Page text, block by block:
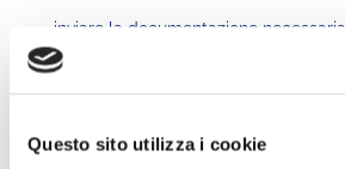
Questo sito utilizza i cookie
inviare la documentazione
personale e l’adempimento agli
(documento di identità, tessera
procedere al pagamento